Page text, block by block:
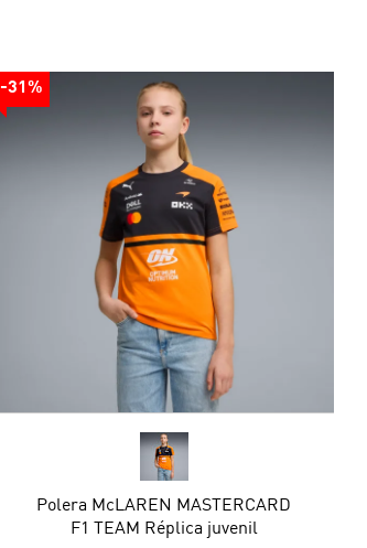
-31%
Polera McLAREN MASTERCARD
F1 TEAM Réplica juvenil